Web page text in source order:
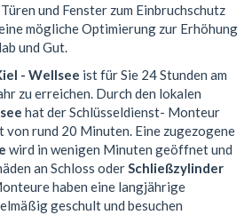
und Fenster zum Einbruchschutz
mögliche Optimierung zur Erhöhung
und Gut.
- Wellsee ist für Sie 24 Stunden am
zu erreichen. Durch den lokalen
hat der Schlüsseldienst- Monteur
rund 20 Minuten. Eine zugezogene
wird in wenigen Minuten geöffnet und
an Schloss oderSchließzylinder
haben eine langjährige
geschult und besuchen